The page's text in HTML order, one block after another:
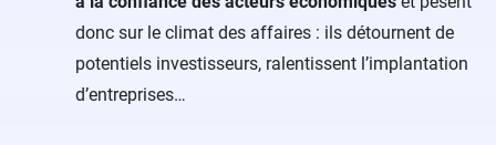
donc sur le climat des affaires : ils détournent de
potentiels investisseurs, ralentissent l’implantation
d’entreprises…